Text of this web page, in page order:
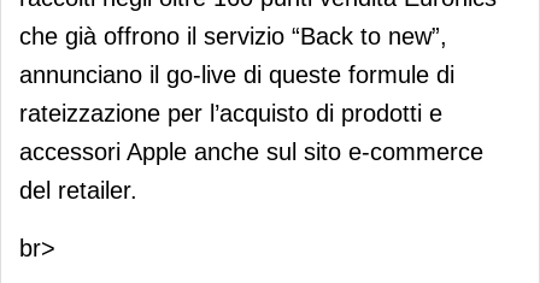
“Back to new
che già offrono il servizio “Back to new”,
annunciano il go-live di queste formule di
rateizzazione per l’acquisto di prodotti e
accessori Apple anche sul sito e-commerce
del retailer.
br>